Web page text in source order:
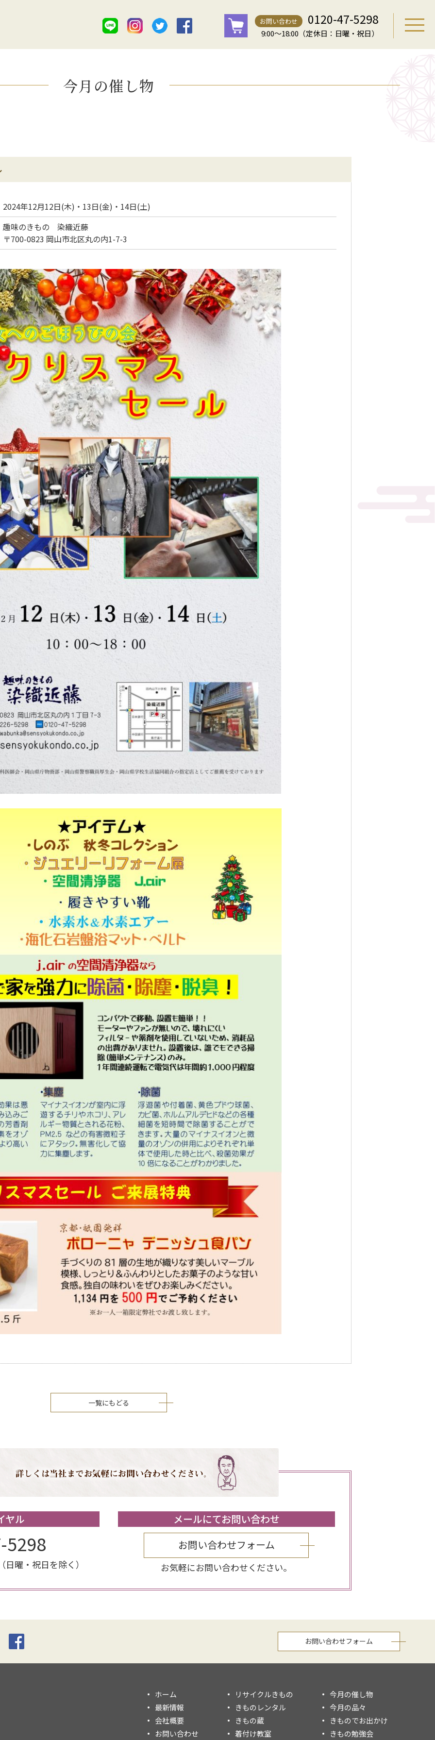
お問い合わせ 0120-47-5298
9:00～18:00（定休日：日曜・祝日）
今月の催し物
2024年12月12日(木)・13日(金)・14日(土)
趣味のきもの 染織近藤
〒700-0823 岡山市北区丸の内1-7-3
一覧にもどる
ヤル
5298
日曜・祝日を除く）
メールにてお問い合わせ
お問い合わせフォーム
お気軽にお問い合わせください。
お問い合わせフォーム
ホーム
最新情報
会社概要
お問い合わせ
リサイクルきもの
きものレンタル
きもの蔵
着付け教室
今月の催し物
今月の品々
きものでお出かけ
きもの勉強会